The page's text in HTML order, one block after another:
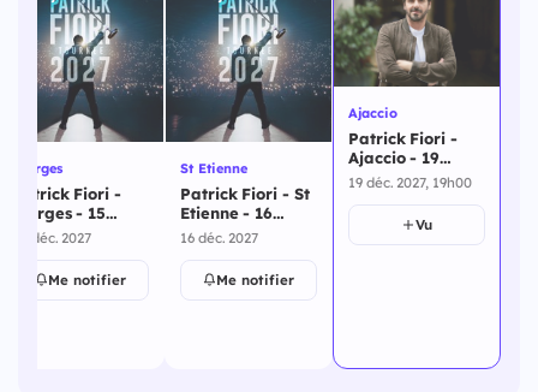
Riorges
Patrick Fiori -
Riorges - 15
décembre 2027
15 déc. 2027
Me notifier
St Etienne
Patrick Fiori - St
Etienne - 16
décembre 2027
16 déc. 2027
Me notifier
Ajaccio
Patrick Fiori -
Ajaccio - 19
décembre 2027
19 déc. 2027, 19h00
Vu